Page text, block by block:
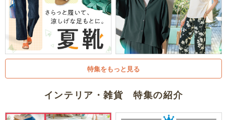
特集をもっと見る
インテリア・雑貨 特集の紹介